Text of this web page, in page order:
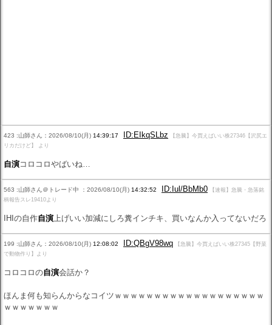
423 :山師さん：2026/08/10(月) 14:39:17 ID:EIkqSLbz
【急騰】今買えばいい株27346【沢尻エ
リカだけど】 より
自演コロコロやばいね…
563 :山師さん＠トレード中 ：2026/08/10(月) 14:32:52 ID:Iul/BbMb0
【速報】急騰・急落銘
柄報告スレ19410より
IHIの自作自演上げいい加減にしろ糞インチキ、買いなんか入ってないだろ
199 :山師さん：2026/08/10(月) 12:08:02 ID:QBgV98wq
【急騰】今買えばいい株27345【野菜
で動物作り】より
コロコロの自演会話か？
ほんま何も知らんからなコイツｗｗｗｗｗｗｗｗｗｗｗｗｗｗｗｗｗｗｗ
ｗｗｗｗｗｗｗ